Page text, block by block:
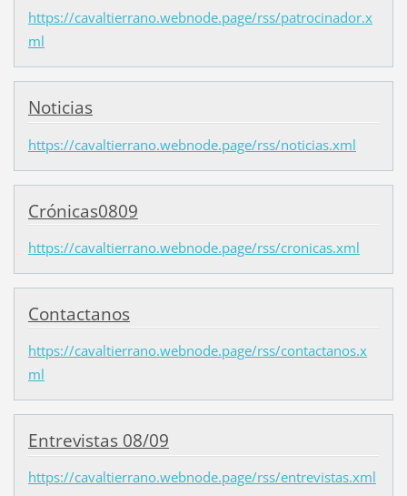
https://cavaltierrano.webnode.page/rss/patrocinador.x
ml
Noticias
https://cavaltierrano.webnode.page/rss/noticias.xml
Crónicas0809
https://cavaltierrano.webnode.page/rss/cronicas.xml
Contactanos
https://cavaltierrano.webnode.page/rss/contactanos.x
ml
Entrevistas 08/09
https://cavaltierrano.webnode.page/rss/entrevistas.xml